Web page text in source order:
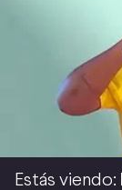
Estás viendo: